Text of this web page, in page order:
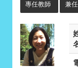
專任教師 兼